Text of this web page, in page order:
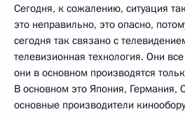
Сегодня, к сожалению, ситуация
это неправильно, это опасно,
сегодня так связано с
телевизионная технология. Они
они в основном производятся
В основном это Япония, Германия,
основные производители